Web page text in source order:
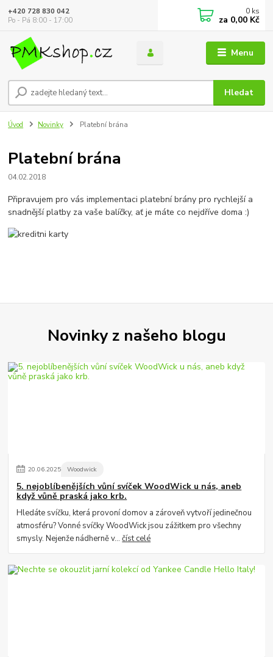
Menu
Hledat
+420 728 830 042
Po - Pá 8:00 - 17:00
0 ks
za 0,00 Kč
Úvod Novinky Platební brána
Platební brána
04.02.2018
Připravujem pro vás implementaci platební brány pro rychlejší a
snadnější platby za vaše balíčky, ať je máte co nejdříve doma :)
Novinky z našeho blogu
20.06.2025 Woodwick
5. nejoblíbenějších vůní svíček WoodWick u nás, aneb
když vůně praská jako krb.
Hledáte svíčku, která provoní domov a zároveň vytvoří jedinečnou
atmosféru? Vonné svíčky WoodWick jsou zážitkem pro všechny
smysly. Nejenže nádherně v...číst celé